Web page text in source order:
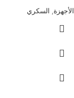
الأجهزة السكري